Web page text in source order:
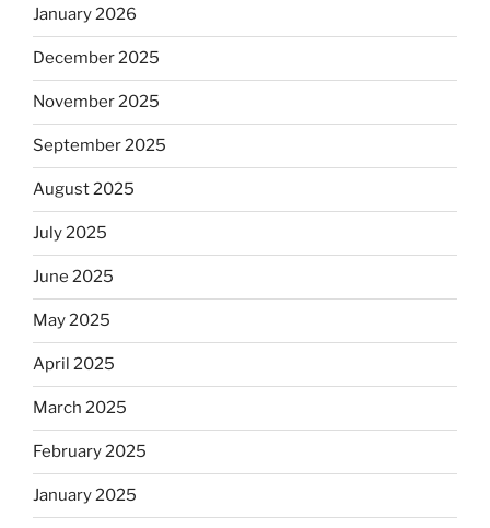
January 2026
December 2025
November 2025
September 2025
August 2025
July 2025
June 2025
May 2025
April 2025
March 2025
February 2025
January 2025